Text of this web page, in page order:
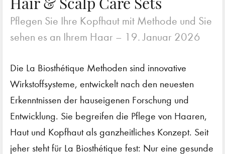
Pflegen Sie Ihre Kopfhaut mit Methode und Sie
sehen es an Ihrem Haar – 19. Januar 2026
Die La Biosthétique Methoden sind innovative
Wirkstoffsysteme, entwickelt nach den neuesten
Erkenntnissen der hauseigenen Forschung und
Entwicklung. Sie begreifen die Pflege von Haaren,
Haut und Kopfhaut als ganzheitliches Konzept. Seit
jeher steht für La Biosthétique fest: Nur eine gesunde